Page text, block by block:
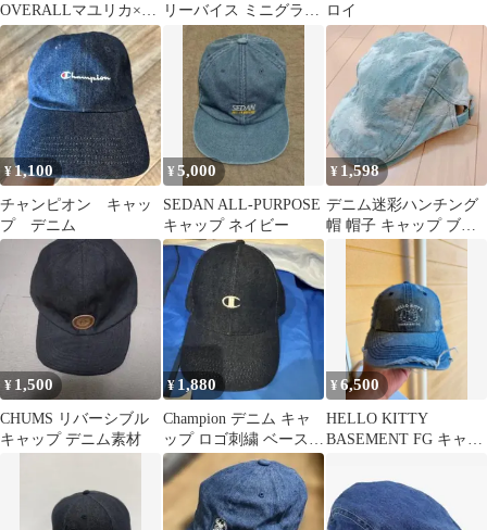
OVERALLマユリカ×紅
しょうが コラボグッズ
キャップ
リーバイス ミニグラフ
ィック キャップ
ロイ
¥1,100
チャンピオン キャッ
プ デニム
¥5,000
SEDAN ALL-PURPOSE
キャップ ネイビー
¥ 1,598
デニム迷彩ハンチング
帽 帽子 キャップ ブル
ー 新品未使用 キャスケ
¥ 1,500
CHUMS リバーシブル
キャップ デニム素材
¥ 1,880
Champion デニム キャ
ップ ロゴ刺繍 ベースボ
ールキャップ
¥6,500
HELLO KITTY
BASEMENT FG キャッ